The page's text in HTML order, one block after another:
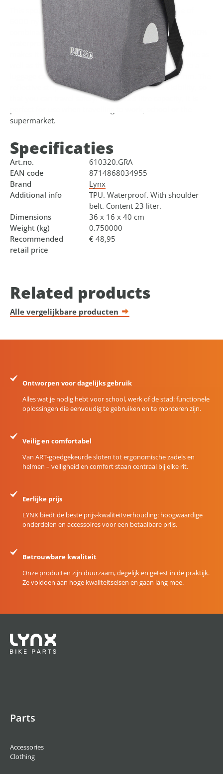
This sportive single pannier bag from Lynx is made of
600D nylon with laminated TPU-material, this in
combination with the welded seams makes the bag 100%
waterproof and very strong. The quick-mount system
makes it very easy to mount the bag to the normal bike as
well as the E-bike. The pannier bag can be attached to a
luggage carrier with a tube thickness of Ø 8 to 15 mm. The
reflective strips on both sides ensure optimal visibility, so
that you can travel safely. With its 23 litre capacity, it is
supermarket.
Specificaties
Art.no.
610320.GRA
EAN code
8714868034955
Brand
Lynx
Additional info
TPU. Waterproof. With shoulder
belt. Content 23 liter.
Dimensions
36 x 16 x 40 cm
Weight (kg)
0.750000
Recommended
retail price
€ 48,95
Related products
Alle vergelijkbare producten
Ontworpen voor dagelijks gebruik
Alles wat je nodig hebt voor school, werk of de stad: functionele
oplossingen die eenvoudig te gebruiken en te monteren zijn.
Veilig en comfortabel
Van ART-goedgekeurde sloten tot ergonomische zadels en
helmen – veiligheid en comfort staan centraal bij elke rit.
Eerlijke prijs
LYNX biedt de beste prijs-kwaliteitverhouding: hoogwaardige
onderdelen en accessoires voor een betaalbare prijs.
Betrouwbare kwaliteit
Onze producten zijn duurzaam, degelijk en getest in de praktijk.
Ze voldoen aan hoge kwaliteitseisen en gaan lang mee.
Parts
Accessories
Clothing